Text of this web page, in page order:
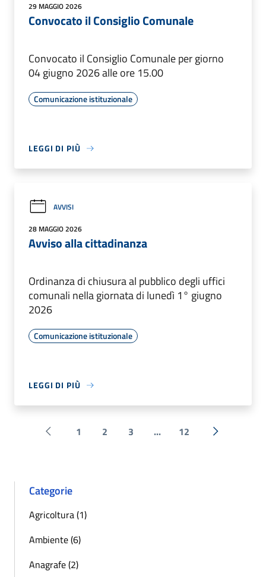
29 MAGGIO 2026
Convocato il Consiglio Comunale
Convocato il Consiglio Comunale per giorno
04 giugno 2026 alle ore 15.00
Comunicazione istituzionale
LEGGI DI PIÙ
AVVISI
28 MAGGIO 2026
Avviso alla cittadinanza
Ordinanza di chiusura al pubblico degli uffici
comunali nella giornata di lunedì 1° giugno
2026
Comunicazione istituzionale
LEGGI DI PIÙ
Pagina precedente
1 2 3 ... 12 Successiva
Categorie
Agricoltura (1)
Ambiente (6)
Anagrafe (2)